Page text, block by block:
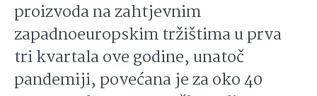
proizvoda na zahtjevnim
zapadnoeuropskim tržištima u prva
tri kvartala ove godine, unatoč
pandemiji, povećana je za oko 40